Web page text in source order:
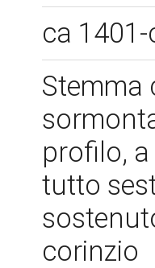
ca
Stemma
profilo,
tutto
corinzio